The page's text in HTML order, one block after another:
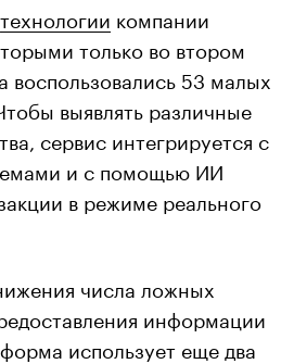
технологии компании
только во втором
воспользовались 53 малых
выявлять различные
сервис интегрируется с
и с помощью ИИ
в режиме реального
числа ложных
информации
использует еще два